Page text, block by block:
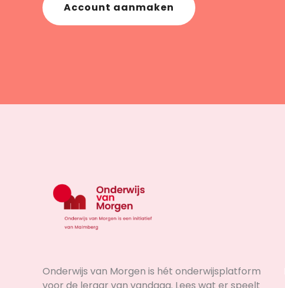
Account aanmaken
Onderwijs van Morgen is hét onderwijsplatform